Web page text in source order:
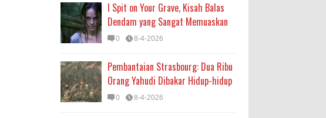
I Spit on Your Grave, Kisah Balas
Dendam yang Sangat Memuaskan
0 8-4-2026
Pembantaian Strasbourg: Dua Ribu
Orang Yahudi Dibakar Hidup-hidup
0 8-4-2026